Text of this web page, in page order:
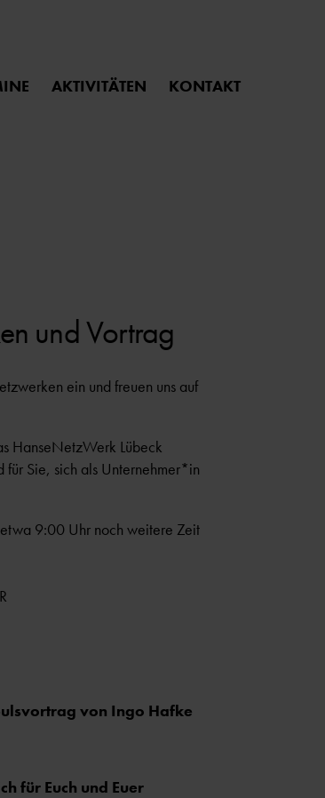
AKTIVITÄTEN KONTAKT
und Vortrag
ein und freuen uns auf
HanseNetzWerk Lübeck
Sie, sich als Unternehmer*in
9:00 Uhr noch weitere Zeit
von Ingo Hafke
für Euch und Euer